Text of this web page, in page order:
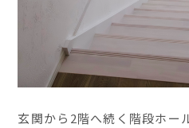
玄関から2階へ続く階段ホー